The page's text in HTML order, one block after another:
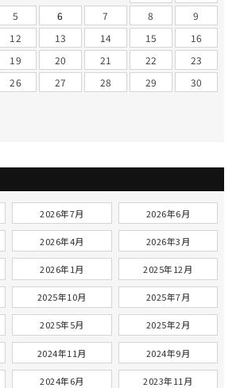
5 6 7 8
9
12 13 14 15
16
19 20 21 22
23
26 27 28 29
30
2026年7月 2026年6月
2026年4月 2026年3月
2026年1月 2025年12月
2025年10月 2025年7月
2025年5月 2025年2月
2024年11月 2024年9月
2024年6月 2023年11月